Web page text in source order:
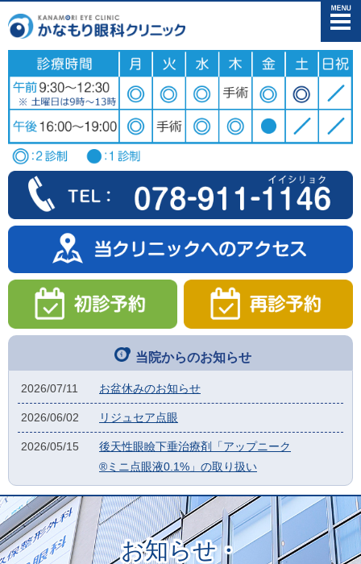
当院からのお知らせ
2026/07/11 お盆休みのお知らせ
2026/06/02 リジュセア点眼
2026/05/15
後天性眼瞼下垂治療剤「アップニーク
®ミニ点眼液0.1%」の取り扱い
お知らせ・